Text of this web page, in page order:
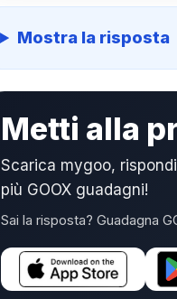
Mostra la risposta
Metti alla
Scarica mygoo,
più GOOX guadagni!
Sai la risposta? Guadagna